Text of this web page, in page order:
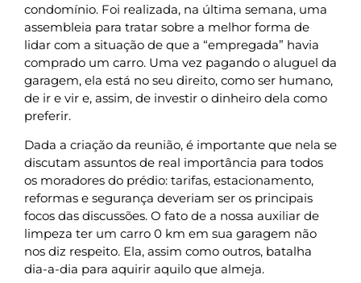
condomínio. Foi realizada, na última semana, uma
assembleia para tratar sobre a melhor forma de
lidar com a situação de que a “empregada” havia
comprado um carro. Uma vez pagando o aluguel da
garagem, ela está no seu direito, como ser humano,
de ir e vir e, assim, de investir o dinheiro dela como
preferir.
Dada a criação da reunião, é importante que nela se
discutam assuntos de real importância para todos
os moradores do prédio: tarifas, estacionamento,
reformas e segurança deveriam ser os principais
focos das discussões. O fato de a nossa auxiliar de
limpeza ter um carro 0 km em sua garagem não
nos diz respeito. Ela, assim como outros, batalha
dia-a-dia para aquirir aquilo que almeja.